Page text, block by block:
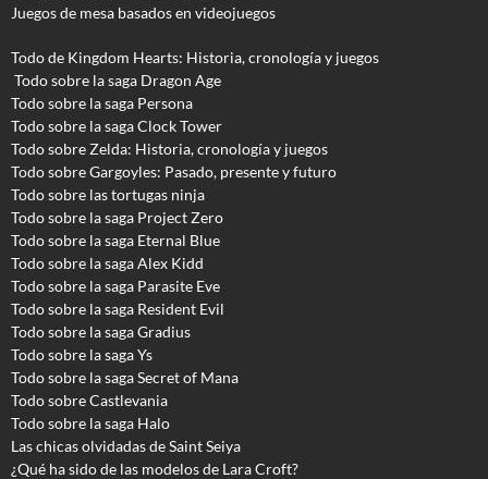
Juegos de mesa basados en videojuegos
Todo de Kingdom Hearts: Historia, cronología y juegos
Todo sobre la saga Dragon Age
Todo sobre la saga Persona
Todo sobre la saga Clock Tower
Todo sobre Zelda: Historia, cronología y juegos
Todo sobre Gargoyles: Pasado, presente y futuro
Todo sobre las tortugas ninja
Todo sobre la saga Project Zero
Todo sobre la saga Eternal Blue
Todo sobre la saga Alex Kidd
Todo sobre la saga Parasite Eve
Todo sobre la saga Resident Evil
Todo sobre la saga Gradius
Todo sobre la saga Ys
Todo sobre la saga Secret of Mana
Todo sobre Castlevania
Todo sobre la saga Halo
Las chicas olvidadas de Saint Seiya
¿Qué ha sido de las modelos de Lara Croft?